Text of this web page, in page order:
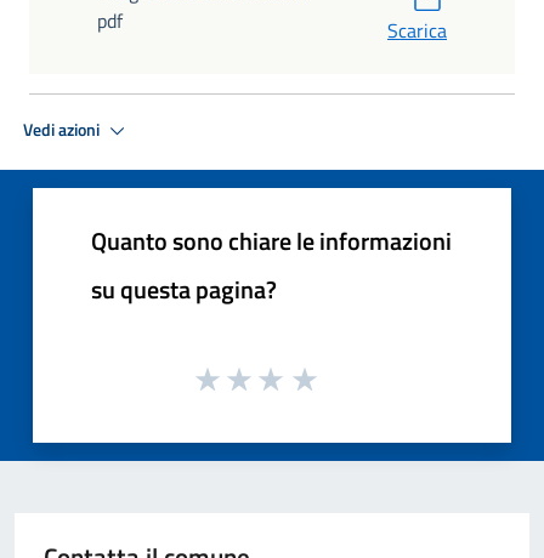
pdf
Scarica
Vedi azioni
Quanto sono chiare le informazioni
su questa pagina?